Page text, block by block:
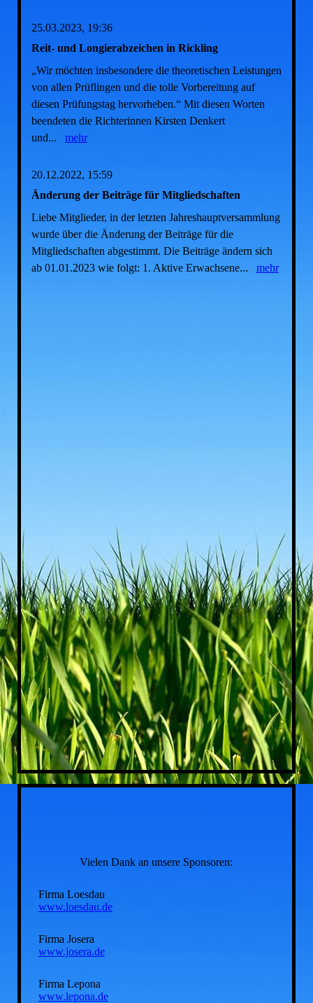
25.03.2023, 19:36
Reit- und Longierabzeichen in Rickling
„Wir möchten insbesondere die theoretischen Leistungen
von allen Prüflingen und die tolle Vorbereitung auf
diesen Prüfungstag hervorheben.“ Mit diesen Worten
beendeten die Richterinnen Kirsten Denkert
und... mehr
20.12.2022, 15:59
Änderung der Beiträge für Mitgliedschaften
Liebe Mitglieder, in der letzten Jahreshauptversammlung
wurde über die Änderung der Beiträge für die
Mitgliedschaften abgestimmt. Die Beiträge ändern sich
ab 01.01.2023 wie folgt: 1. Aktive Erwachsene... mehr
Vielen Dank an unsere Sponsoren:
Firma Loesdau
www.loesdau.de
Firma Josera
www.josera.de
Firma Lepona
www.lepona.de